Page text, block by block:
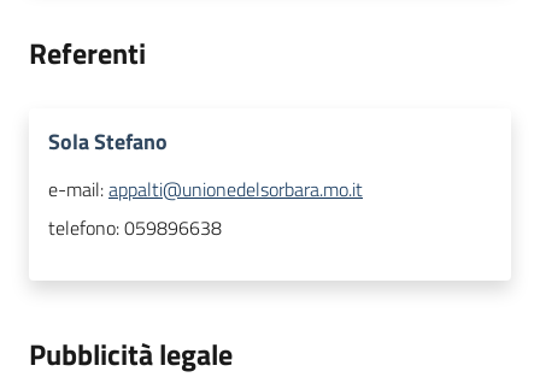
Referenti
Sola Stefano
e-mail:appalti@unionedelsorbara.mo.it
telefono:059896638
Pubblicità legale